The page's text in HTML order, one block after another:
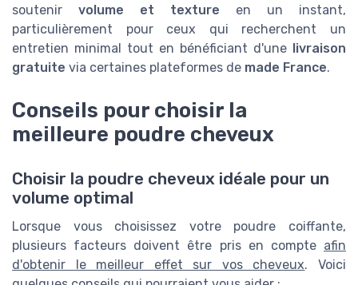
soutenir volume et texture en un instant,
particulièrement pour ceux qui recherchent un
entretien minimal tout en bénéficiant d'une livraison
gratuite via certaines plateformes de made France.
Conseils pour choisir la
meilleure poudre cheveux
Choisir la poudre cheveux idéale pour un
volume optimal
Lorsque vous choisissez votre poudre coiffante,
plusieurs facteurs doivent être pris en compte afin
d'obtenir le meilleur effet sur vos cheveux. Voici